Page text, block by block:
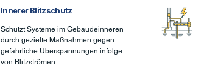
Innerer Blitzschutz
Schützt Systeme im Gebäudeinneren
durch gezielte Maßnahmen gegen
gefährliche Überspannungen infolge
von Blitzströmen